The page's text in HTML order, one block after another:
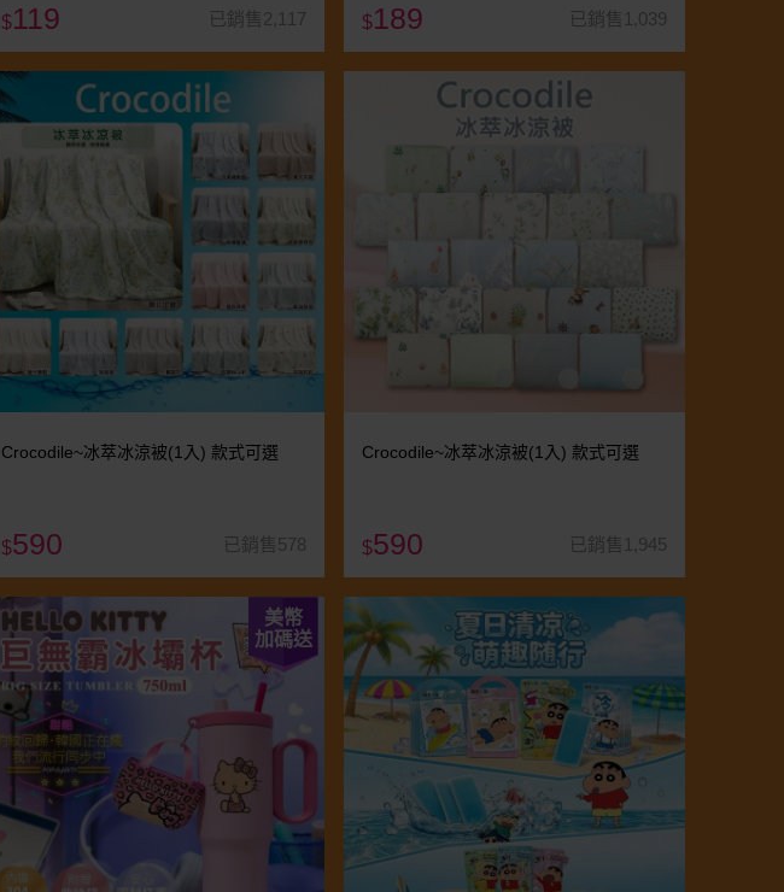
$119 已銷售2,117 $189 已銷售1,039
Crocodile~冰萃冰涼被(1入) 款式可選
$590 已銷售578
Crocodile~冰萃冰涼被(1入) 款式可選
$590 已銷售1,945
美幣
加碼送